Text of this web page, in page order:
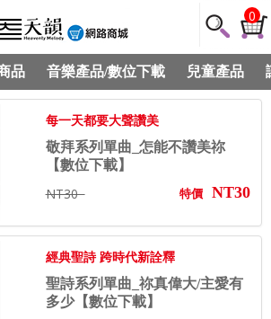
0
品 音樂產品/數位下載 兒童產品
每一天都要大聲讚美
敬拜系列單曲_怎能不讚美祢
【數位下載】
NT30 特價 NT30
經典聖詩 跨時代新詮釋
聖詩系列單曲_祢真偉大/主愛有
多少【數位下載】